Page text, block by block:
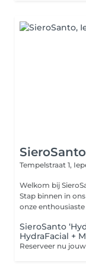
SieroSanto
Tempelstraat 1,
Welkom bij
Stap binnen in
onze enthousiaste
SieroSanto
HydraFacial +